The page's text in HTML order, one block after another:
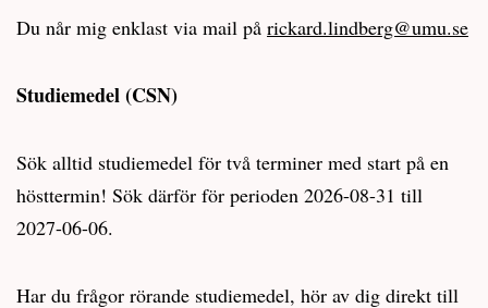
Du når mig enklast via mail på rickard.lindberg@umu.se
Studiemedel (CSN)
Sök alltid studiemedel för två terminer med start på en
hösttermin! Sök därför för perioden 2026-08-31 till
2027-06-06.
Har du frågor rörande studiemedel, hör av dig direkt till